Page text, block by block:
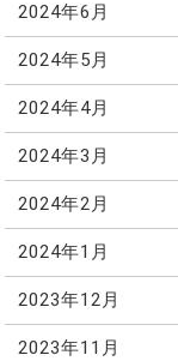
2024年6月
2024年5月
2024年4月
2024年3月
2024年2月
2024年1月
2023年12月
2023年11月